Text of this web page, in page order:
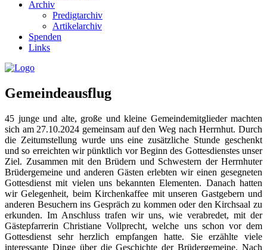
Archiv
Predigtarchiv
Artikelarchiv
Spenden
Links
Gemeindeausflug
45 junge und alte, große und kleine Gemeindemitglieder machten
sich am 27.10.2024 gemeinsam auf den Weg nach Herrnhut. Durch
die Zeitumstellung wurde uns eine zusätzliche Stunde geschenkt
und so erreichten wir pünktlich vor Beginn des Gottesdienstes unser
Ziel. Zusammen mit den Brüdern und Schwestern der Herrnhuter
Brüdergemeine und anderen Gästen erlebten wir einen gesegneten
Gottesdienst mit vielen uns bekannten Elementen. Danach hatten
wir Gelegenheit, beim Kirchenkaffee mit unseren Gastgebern und
anderen Besuchern ins Gespräch zu kommen oder den Kirchsaal zu
erkunden. Im Anschluss trafen wir uns, wie verabredet, mit der
Gästepfarrerin Christiane Vollprecht, welche uns schon vor dem
Gottesdienst sehr herzlich empfangen hatte. Sie erzählte viele
interessante Dinge über die Geschichte der Brüdergemeine. Nach